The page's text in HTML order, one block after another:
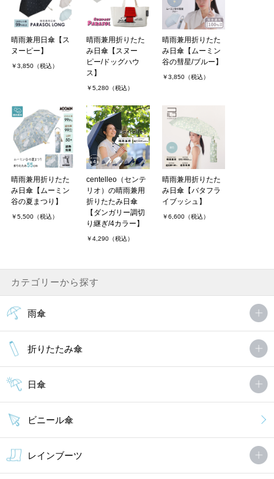
晴雨兼用日傘【ス
ヌーピー】
￥3,850（税込）
晴雨兼用折りたた
み日傘【スヌー
ピー/ドッグハウ
ス】
￥5,280（税込）
晴雨兼用折りたた
み日傘【ムーミン
谷の彗星/ブルー】
￥3,850（税込）
晴雨兼用折りたた
み日傘【ムーミン
谷の夏まつり】
￥5,500（税込）
centelleo（センテ
リオ）の晴雨兼用
折りたたみ日傘
【ダンガリー調切
り継ぎ/4カラー】
￥4,290（税込）
晴雨兼用折りたた
み日傘【バタフラ
イブッシュ】
￥6,600（税込）
カテゴリーから探す
雨傘
折りたたみ傘
日傘
ビニール傘
レインブーツ